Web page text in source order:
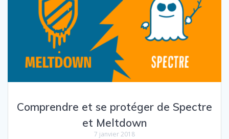
Comprendre et se protéger de Spectre
et Meltdown
7 janvier 2018